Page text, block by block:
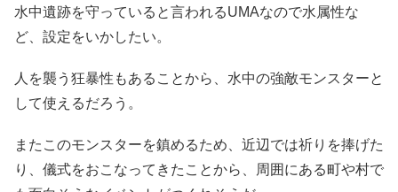
水中遺跡を守っていると言われるUMAなので水属性な
ど、設定をいかしたい。
人を襲う狂暴性もあることから、水中の強敵モンスターと
して使えるだろう。
またこのモンスターを鎮めるため、近辺では祈りを捧げた
り、儀式をおこなってきたことから、周囲にある町や村で